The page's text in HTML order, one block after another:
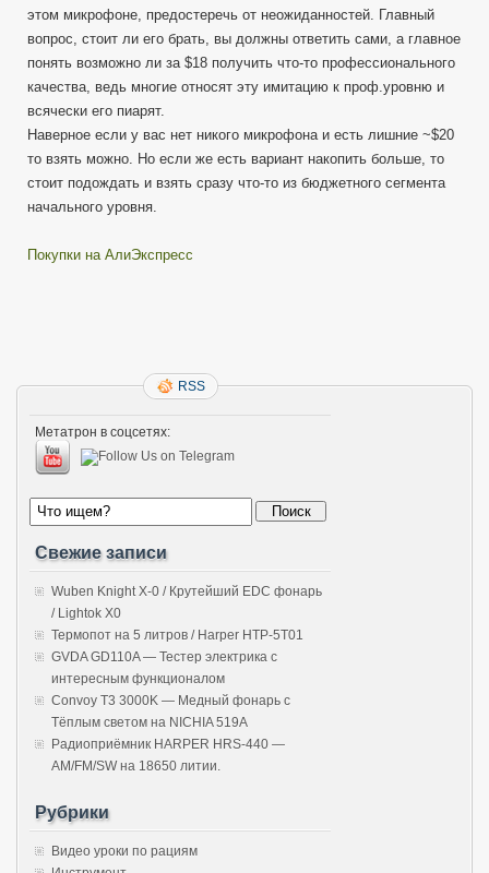
этом микрофоне, предостеречь от неожиданностей. Главный
вопрос, стоит ли его брать, вы должны ответить сами, а главное
понять возможно ли за $18 получить что-то профессионального
качества, ведь многие относят эту имитацию к проф.уровню и
всячески его пиарят.
Наверное если у вас нет никого микрофона и есть лишние ~$20
то взять можно. Но если же есть вариант накопить больше, то
стоит подождать и взять сразу что-то из бюджетного сегмента
начального уровня.
Покупки на АлиЭкспресс
RSS
Метатрон в соцсетях:
Свежие записи
Wuben Knight X-0 / Крутейший EDC фонарь
/ Lightok X0
Термопот на 5 литров / Harper HTP-5T01
GVDA GD110A — Тестер электрика с
интересным функционалом
Convoy T3 3000K — Медный фонарь с
Тёплым светом на NICHIA 519A
Радиоприёмник HARPER HRS-440 —
AM/FM/SW на 18650 литии.
Рубрики
Видео уроки по рациям